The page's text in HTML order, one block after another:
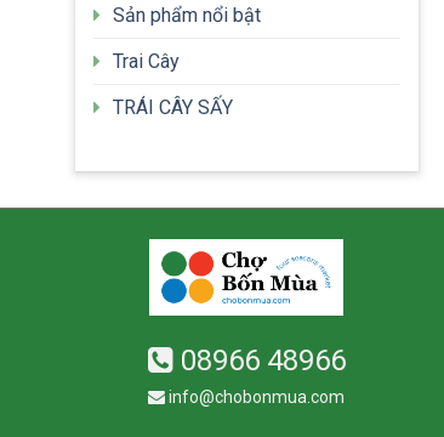
Sản phẩm nổi bật
Trai Cây
TRÁI CÂY SẤY
08966 48966
info@chobonmua.com